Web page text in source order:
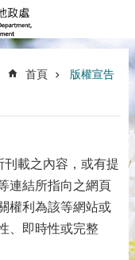
首頁 版權宣告
載之內容，或有提
連結所指向之網頁
權利為該等網站或
、即時性或完整